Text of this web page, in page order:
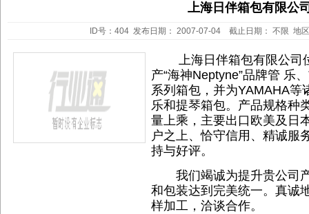
上海日伴箱包有限公
ID号：404 发布日期： 2007-07-04 截止日期： 不限 地
上海日伴箱包有限公司
产“海神Neptyne”品牌管 乐
系列箱包，并为YAMAHA等
乐和提琴箱包。产品规格种
量上乘，主要出口欧美及日
户之上、恰守信用、精诚服
持与好评。
我们竭诚为提升贵公司产
和包装达到完美统一。真诚
样加工，洽谈合作。